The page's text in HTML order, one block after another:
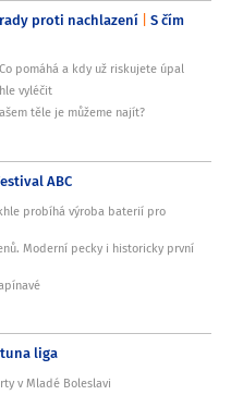
proti nachlazení S čím
pomáhá a kdy už riskujete úpal
vyléčit
těle je můžeme najít?
ABC
probíhá výroba baterií pro
Moderní pecky i historicky první
liga
v Mladé Boleslavi